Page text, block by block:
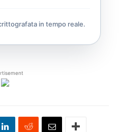
in tempo reale.